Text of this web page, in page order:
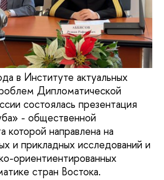
в Институте актуальных
Дипломатической
состоялась презентация
- общественной
которой направлена на
и прикладных исследований и
ориентиентированных
стран Востока.